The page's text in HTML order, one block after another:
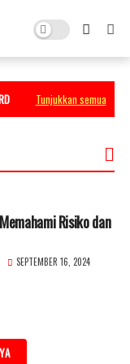
Tunjukkan semua
Risiko dan
SEPTEMBER 16, 2024